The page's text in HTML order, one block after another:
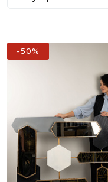
-50%